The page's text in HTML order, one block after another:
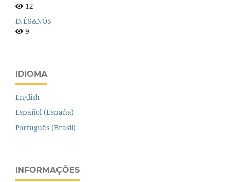
12
INÊS&NÓS
9
IDIOMA
English
Español (España)
Português (Brasil)
INFORMAÇÕES